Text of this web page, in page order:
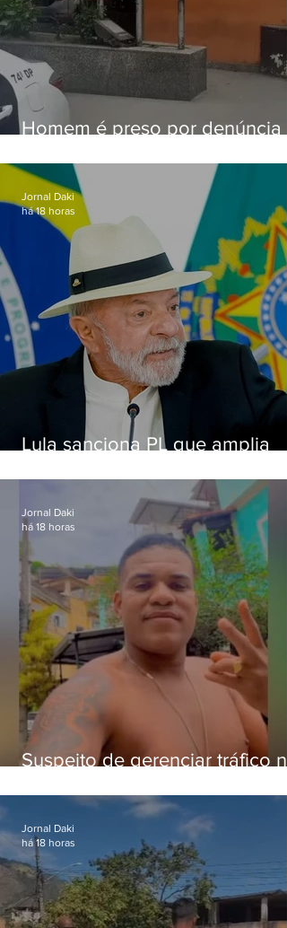
Homem é preso por denúncia
Alcântara
Lula sanciona PL que amplia
crianças
Jornal Daki
há 18 horas
Suspeito de gerenciar tráfico na
foragido
Jornal Daki
há 18 horas
Jornal Daki
há 18 horas